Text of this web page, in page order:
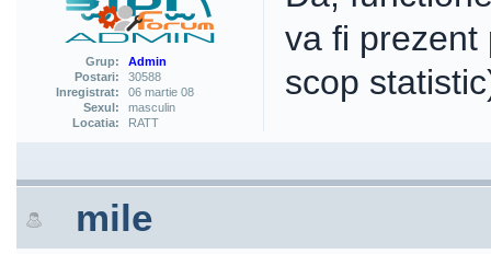
Grup:
Admin
Postari:
30588
Inregistrat:
06 martie 08
Sexul:
masculin
Locatia:
RATT
va fi prezent
scop
mile